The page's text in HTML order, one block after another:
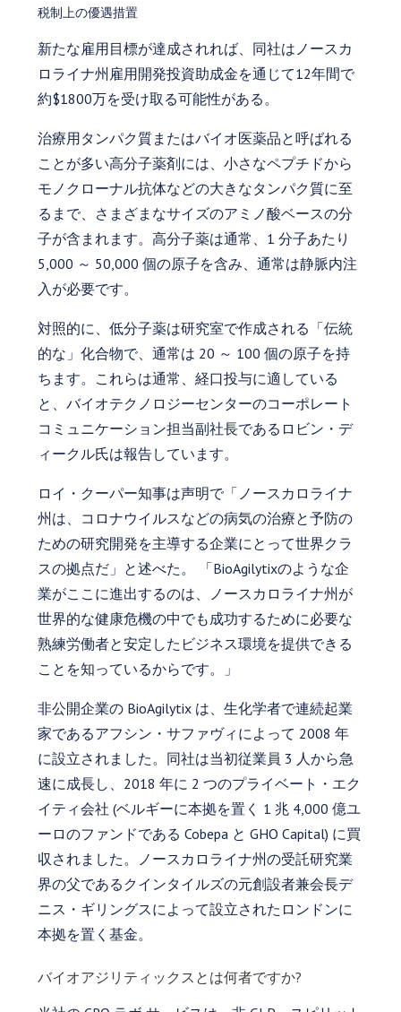
税制上の優遇措置
新たな雇用目標が達成されれば、同社はノースカ
ロライナ州雇用開発投資助成金を通じて12年間で
約$1800万を受け取る可能性がある。
治療用タンパク質またはバイオ医薬品と呼ばれる
ことが多い高分子薬剤には、小さなペプチドから
モノクローナル抗体などの大きなタンパク質に至
るまで、さまざまなサイズのアミノ酸ベースの分
子が含まれます。高分子薬は通常、1 分子あたり
5,000 ～ 50,000 個の原子を含み、通常は静脈内注
入が必要です。
対照的に、低分子薬は研究室で作成される「伝統
的な」化合物で、通常は 20 ～ 100 個の原子を持
ちます。これらは通常、経口投与に適している
と、バイオテクノロジーセンターのコーポレート
コミュニケーション担当副社長であるロビン・デ
ィークル氏は報告しています。
ロイ・クーパー知事は声明で「ノースカロライナ
州は、コロナウイルスなどの病気の治療と予防の
ための研究開発を主導する企業にとって世界クラ
スの拠点だ」と述べた。 「BioAgilytixのような企
業がここに進出するのは、ノースカロライナ州が
世界的な健康危機の中でも成功するために必要な
熟練労働者と安定したビジネス環境を提供できる
ことを知っているからです。」
非公開企業の BioAgilytix は、生化学者で連続起業
家であるアフシン・サファヴィによって 2008 年
に設立されました。同社は当初従業員 3 人から急
速に成長し、2018 年に 2 つのプライベート・エク
イティ会社 (ベルギーに本拠を置く 1 兆 4,000 億ユ
ーロのファンドである Cobepa と GHO Capital) に買
収されました。ノースカロライナ州の受託研究業
界の父であるクインタイルズの元創設者兼会長デ
ニス・ギリングスによって設立されたロンドンに
本拠を置く基金。
バイオアジリティックスとは何者ですか?